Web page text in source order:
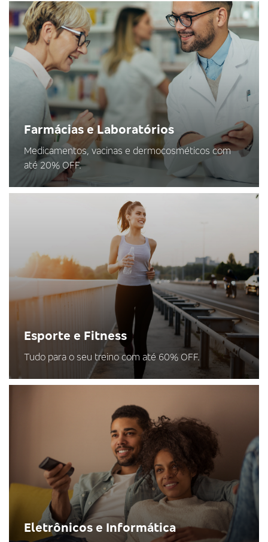
Farmácias e Laboratórios
Medicamentos, vacinas e dermocosméticos com
até 20% OFF.
Esporte e Fitness
Tudo para o seu treino com até 60% OFF.
Eletrônicos e Informática